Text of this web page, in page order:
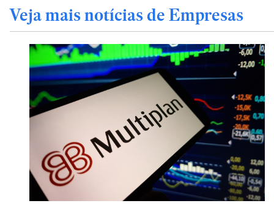
Veja mais notícias de Empresas